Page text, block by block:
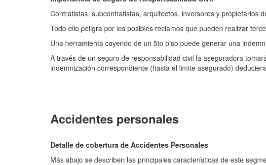
Contratistas, subcontratistas, arquitectos, inversores y propietarios
Todo ello peligra por los posibles reclamos que pueden realizar
Una herramienta cayendo de un 5to piso puede generar una
A través de un seguro de responsabilidad civil la aseguradora
indemnización correspondiente (hasta el limite asegurado)
Accidentes personales
Detalle de cobertura de Accidentes Personales
Más abajo se describen las principales características de este